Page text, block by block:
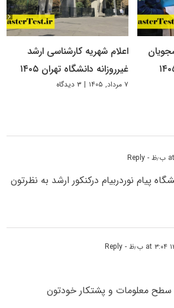
اعلام شهریه کارشناسی ارشد
غیرروزانه دانشگاه تهران ۱۴۰۵
۷ مرداد, ۱۴۰۵ | ۳ دیدگاه
- Reply
پیام نوردربیام درکنکور ارشد به نظرتون
- Reply
معلومات و پشتکار خودتون